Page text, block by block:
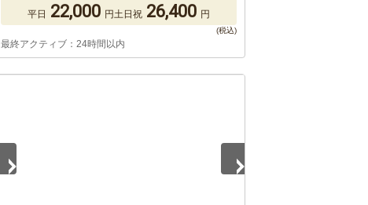
平日 22,000 円土日祝 26,400 円
最終アクティブ：24時間以内